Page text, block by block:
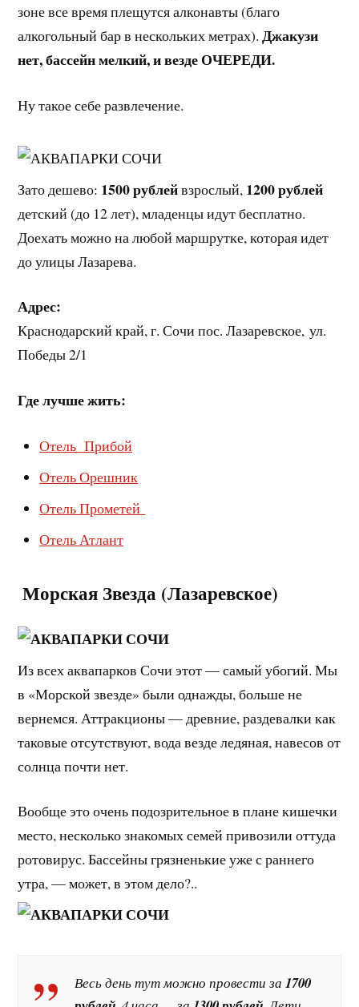
зоне все время плещутся алконавты (благо
алкогольный бар в нескольких метрах).Джакузи
нет, бассейн мелкий, и везде ОЧЕРЕДИ.
Ну такое себе развлечение.
Зато дешево: 1500 рублейвзрослый, 1200 рублей
детский (до 12 лет), младенцы идут бесплатно.
Доехать можно на любой маршрутке, которая идет
до улицы Лазарева.
Адрес:
Краснодарский край, г. Сочи пос. Лазаревское, ул.
Победы 2/1
Где лучше жить:
Отель Прибой
Отель Орешник
Отель Прометей
Отель Атлант
️ Морская Звезда (Лазаревское)
Из всех аквапарков Сочи этот — самый убогий. Мы
в «Морской звезде» были однажды, больше не
вернемся. Аттракционы — древние, раздевалки как
таковые отсутствуют, вода везде ледяная, навесов от
солнца почти нет.
Вообще это очень подозрительное в плане кишечки
место, несколько знакомых семей привозили оттуда
ротовирус. Бассейны грязненькие уже с раннего
утра, — может, в этом дело?..
Весь день тут можно провести за1700